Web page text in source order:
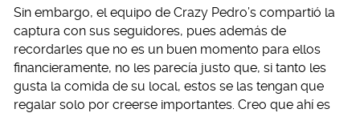
Sin embargo, el equipo de Crazy Pedro’s compartió la
captura con sus seguidores, pues además de
recordarles que no es un buen momento para ellos
financieramente, no les parecía justo que, si tanto les
gusta la comida de su local, estos se las tengan que
regalar solo por creerse importantes. Creo que ahí es